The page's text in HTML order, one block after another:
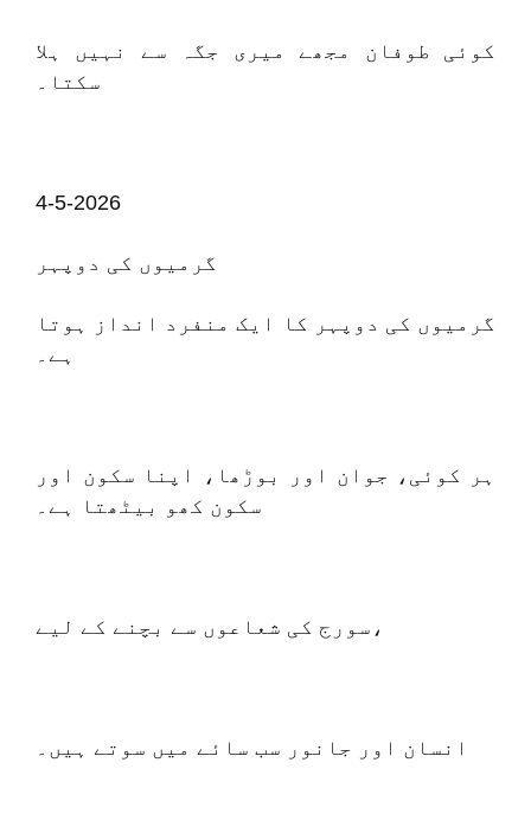
کوئی طوفان مجھے میری جگہ سے نہیں ہلا
سکتا۔
4-5-2026
گرمیوں کی دوپہر
گرمیوں کی دوپہر کا ایک منفرد انداز ہوتا
ہے۔
ہر کوئی، جوان اور بوڑھا، اپنا سکون اور
سکون کھو بیٹھتا ہے۔
سورج کی شعاعوں سے بچنے کے لیے،
انسان اور جانور سب سائے میں سوتے ہیں۔